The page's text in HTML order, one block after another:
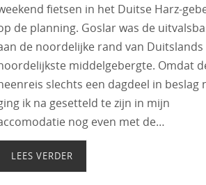
fietsen in het Duitse Harz-
de planning. Goslar was de
de noordelijke rand van Duitslands
middelgebergte. Omdat
slechts een dagdeel in beslag
ik na gesetteld te zijn in mijn
nog even met de…
LEES VERDER